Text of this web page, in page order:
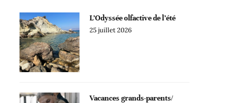
L’Odyssée olfactive de l’été
25 juillet 2026
Vacances grands-parents/